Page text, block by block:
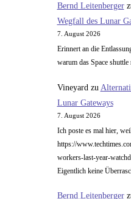
Bernd Leitenberger
Wegfall des Lunar
7. August 2026
Erinnert an die
warum das Space
Vineyard zu
Lunar Gateways
7. August 2026
Ich poste es mal hier,
https://
workers-last-year-
Eigentlich keine
Bernd Leitenberger